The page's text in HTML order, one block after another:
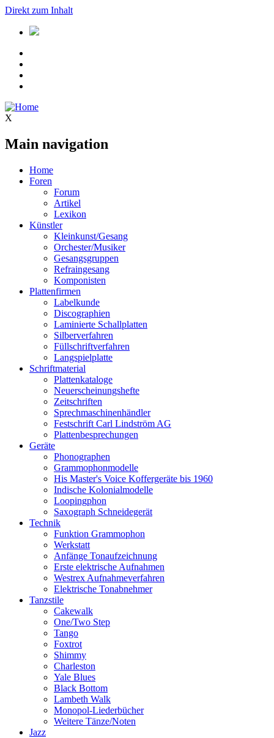
Direkt zum Inhalt
X
Main navigation
Home
Foren
Forum
Artikel
Lexikon
Künstler
Kleinkunst/Gesang
Orchester/Musiker
Gesangsgruppen
Refraingesang
Komponisten
Plattenfirmen
Labelkunde
Discographien
Laminierte Schallplatten
Silberverfahren
Füllschriftverfahren
Langspielplatte
Schriftmaterial
Plattenkataloge
Neuerscheinungshefte
Zeitschriften
Sprechmaschinenhändler
Festschrift Carl Lindström AG
Plattenbesprechungen
Geräte
Phonographen
Grammophonmodelle
His Master's Voice Koffergeräte bis 1960
Indische Kolonialmodelle
Loopingphon
Saxograph Schneidegerät
Technik
Funktion Grammophon
Werkstatt
Anfänge Tonaufzeichnung
Erste elektrische Aufnahmen
Westrex Aufnahmeverfahren
Elektrische Tonabnehmer
Tanzstile
Cakewalk
One/Two Step
Tango
Foxtrot
Shimmy
Charleston
Yale Blues
Black Bottom
Lambeth Walk
Monopol-Liederbücher
Weitere Tänze/Noten
Jazz